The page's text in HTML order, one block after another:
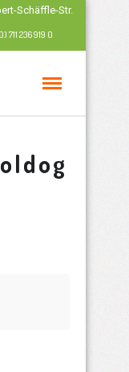
Schäffle-Str.
711 236 919 0